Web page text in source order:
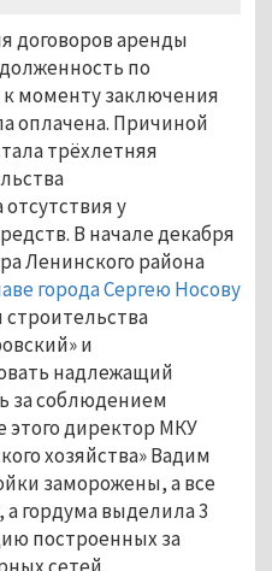
договоров аренды
по
моменту заключения
оплачена. Причиной
трёхлетняя
отсутствия у
В начале декабря
Ленинского района
города Сергею Носову
строительства
и
надлежащий
за соблюдением
этого директор МКУ
хозяйства» Вадим
заморожены, а все
гордума выделила 3
построенных за